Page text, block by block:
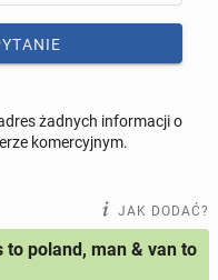
żadnych informacji o
komercyjnym.
JAK DODAĆ?
poland, man & van to